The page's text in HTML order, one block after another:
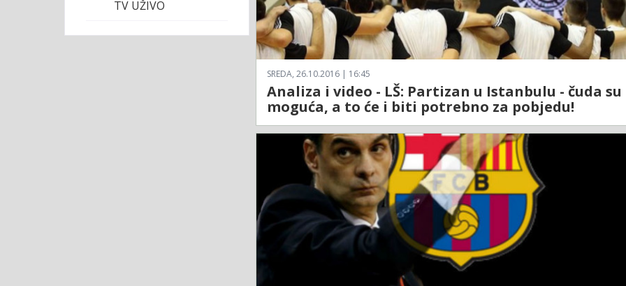
TV UŽIVO
SREDA, 26.10.2016 | 16:45
Analiza i video - LŠ: Partizan u Istanbulu - čuda su
moguća, a to će i biti potrebno za pobjedu!